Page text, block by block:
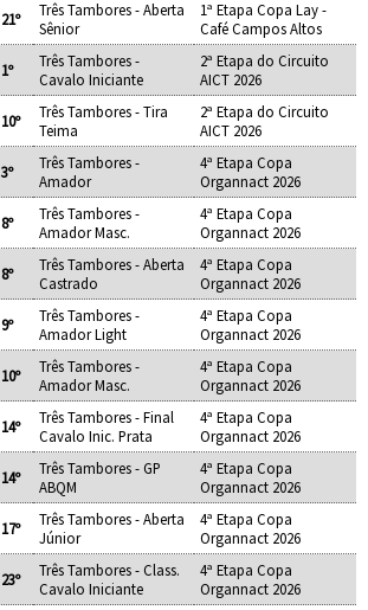
21º
Três Tambores - Aberta
Sênior
1ª Etapa Copa Lay -
Café Campos Altos
1º
Três Tambores -
Cavalo Iniciante
2ª Etapa do Circuito
AICT 2026
10º
Três Tambores - Tira
Teima
2ª Etapa do Circuito
AICT 2026
3º
Três Tambores -
Amador
4ª Etapa Copa
Organnact 2026
8º
Três Tambores -
Amador Masc.
4ª Etapa Copa
Organnact 2026
8º
Três Tambores - Aberta
Castrado
4ª Etapa Copa
Organnact 2026
9º
Três Tambores -
Amador Light
4ª Etapa Copa
Organnact 2026
10º
Três Tambores -
Amador Masc.
4ª Etapa Copa
Organnact 2026
14º
Três Tambores - Final
Cavalo Inic. Prata
4ª Etapa Copa
Organnact 2026
14º
Três Tambores - GP
ABQM
4ª Etapa Copa
Organnact 2026
17º
Três Tambores - Aberta
Júnior
4ª Etapa Copa
Organnact 2026
23º
Três Tambores - Class.
Cavalo Iniciante
4ª Etapa Copa
Organnact 2026